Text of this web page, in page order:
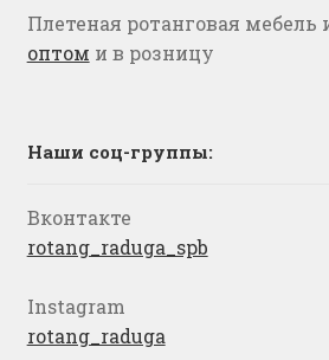
Плетеная ротанговая мебель
оптом и в розницу
Наши соц-группы:
Вконтакте
rotang_raduga_spb
Instagram
rotang_raduga